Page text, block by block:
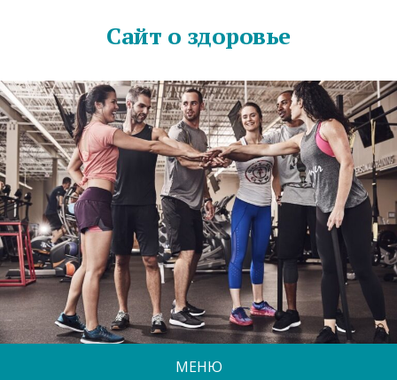
Сайт о здоровье
МЕНЮ